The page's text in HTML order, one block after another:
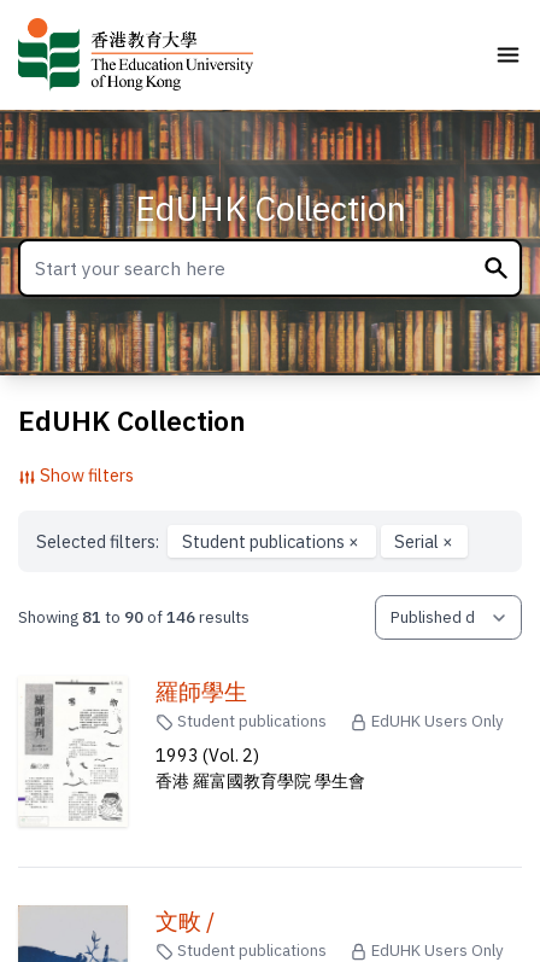
EdUHK Collection
EdUHK Collection
Show filters
Selected filters: Student publications × Serial ×
Showing 81 to 90of146results
羅師學生
Student publications EdUHK Users Only
1993 (Vol. 2)
香港 羅富國教育學院 學生會
文畋 /
Student publications EdUHK Users Only